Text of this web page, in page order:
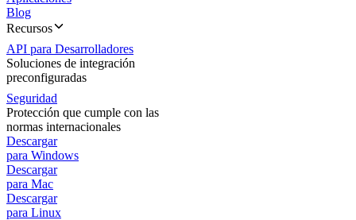
Blog
Recursos
API para Desarrolladores
Soluciones de integración
preconfiguradas
Seguridad
Protección que cumple con las
normas internacionales
Descargar
para Windows
Descargar
para Mac
Descargar
para Linux